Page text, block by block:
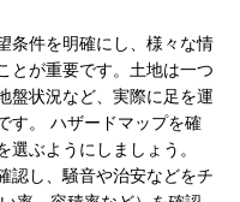
条件を明確にし、様々な情
とが重要です。土地は一つ
盤状況など、実際に足を運
す。 ハザードマップを確
ぶようにしましょう。
認し、騒音や治安などをチ